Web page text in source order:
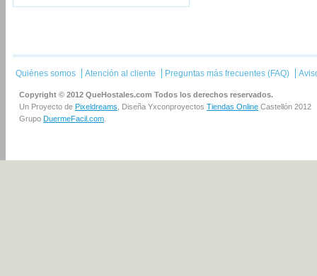
Quiénes somos Atención al cliente Preguntas más frecuentes (FAQ)
Copyright © 2012 QueHostales.com Todos los derechos reservados.
Un Proyecto de Pixeldreams , Diseña Yxconproyectos Tiendas Online Castellón 2012
Grupo DuermeFacil.com